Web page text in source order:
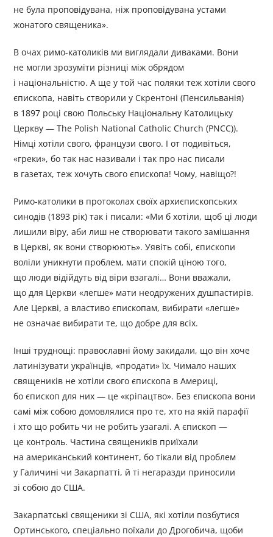
не була проповідувана, ніж проповідувана устами
жонатого священика».
В очах римо-католиків ми виглядали диваками. Вони
не могли зрозуміти різниці між обрядом
і національністю. А ще у той час поляки теж хотіли свого
єпископа, навіть створили у Скрентоні (Пенсильванія)
в 1897 році свою Польську Національну Католицьку
Церкву — The Polish National Catholic Church (PNCC)).
Німці хотіли свого, французи свого. І от подивіться,
«греки», бо так нас називали і так про нас писали
в газетах, теж хочуть свого єпископа! Чому, навіщо?!
Римо-католики в протоколах своїх архиєпископських
синодів (1893 рік) так і писали: «Ми б хотіли, щоб ці люди
лишили віру, аби лиш не створювати такого замішання
в Церкві, як вони створюють». Уявіть собі, єпископи
воліли уникнути проблем, мати спокій ціною того,
що люди відійдуть від віри взагалі… Вони вважали,
що для Церкви «легше» мати неодружених душпастирів.
Але Церкві, а властиво єпископам, вибирати «легше»
не означає вибирати те, що добре для всіх.
Інші труднощі: православні йому закидали, що він хоче
латинізувати українців, «продати» їх. Чимало наших
священиків не хотіли свого єпископа в Америці,
бо єпископ для них — це «кріпацтво». Без єпископа вони
самі між собою домовлялися про те, хто на якій парафії
і хто що робить чи не робить узагалі. А єпископ —
це контроль. Частина священиків приїхали
на американський континент, бо тікали від проблем
у Галичині чи Закарпатті, й ті негаразди приносили
зі собою до США.
Закарпатські священики зі США, які хотіли позбутися
Ортинського, спеціально поїхали до Дрогобича, щоби